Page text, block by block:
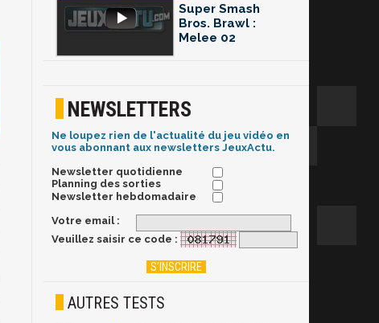
Super Smash
Bros. Brawl :
Melee 02
NEWSLETTERS
Ne loupez rien de l'actualité du jeu vidéo en
vous abonnant aux newsletters JeuxActu.
Newsletter quotidienne
Planning des sorties
Newsletter hebdomadaire
Votre email :
Veuillez saisir ce code :
AUTRES TESTS